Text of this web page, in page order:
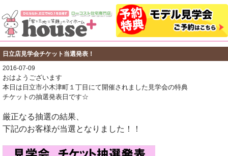
日立店見学会チケット当選発表！
2016-07-09
おはようございます
本日は日立市小木津町１丁目にて開催されました見学会の特典
チケットの抽選発表日です☆
厳正なる抽選の結果、
下記のお客様が当選となりました！！